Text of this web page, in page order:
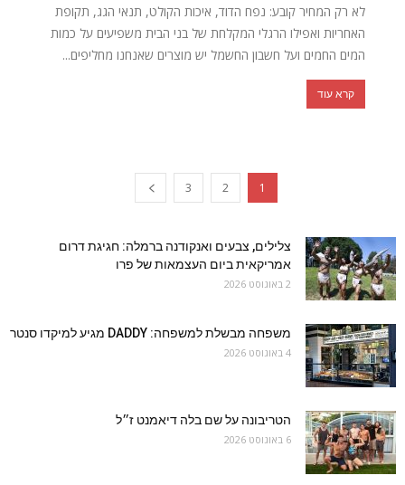
לא רק המחיר קובע: נפח הדוד, איכות הקולט, תנאי הגג, תקופת
האחריות ואפילו הרגלי המקלחת של בני הבית משפיעים על כמות
המים החמים ועל חשבון החשמל יש מוצרים שאנחנו מחליפים...
קרא עוד
1
2
3
צלילים, צבעים ואנקודנה ברמלה: חגיגת דרום
אמריקאית ביום העצמאות של פרו
2 באוגוסט 2026
משפחה מבשלת למשפחה: DADDY מגיע למיקדו סנטר
4 באוגוסט 2026
הטריבונה על שם בלה דיאמנט ז״ל
6 באוגוסט 2026